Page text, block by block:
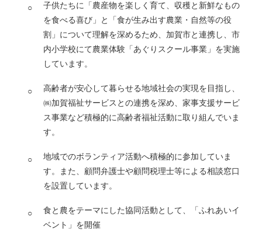
子供たちに「農産物を楽しく育て、収穫と新鮮なもの
を食べる喜び」と「食が生み出す農業・自然等の役
割」について理解を深めるため、加賀市と連携し、市
内小学校にて農業体験「あぐりスクール事業」を実施
しています。
高齢者が安心して暮らせる地域社会の実現を目指し、
㈱加賀福祉サービスとの連携を深め、家事支援サービ
ス事業など積極的に高齢者福祉活動に取り組んでいま
す。
地域でのボランティア活動へ積極的に参加していま
す。また、顧問弁護士や顧問税理士等による相談窓口
を設置しています。
食と農をテーマにした協同活動として、「ふれあいイ
ベント」を開催